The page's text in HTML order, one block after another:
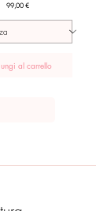
Prezzo
99,00 €
al carrello